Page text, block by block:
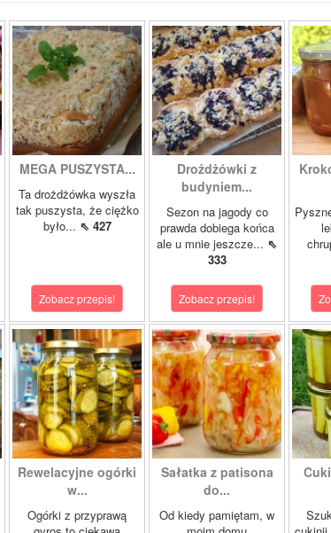
MEGA PUSZYSTA...
Ta drożdżówka wyszła
tak puszysta, że ciężko
było... ⇖ 427
Zobacz przepis!
Drożdżówki z
budyniem...
Sezon na jagody co
prawda dobiega końca
ale u mnie jeszcze... ⇖
333
Zobacz przepis!
Rewelacyjne ogórki
w...
Ogórki z przyprawą
Sałatka z patisona
do...
Od kiedy pamiętam, w